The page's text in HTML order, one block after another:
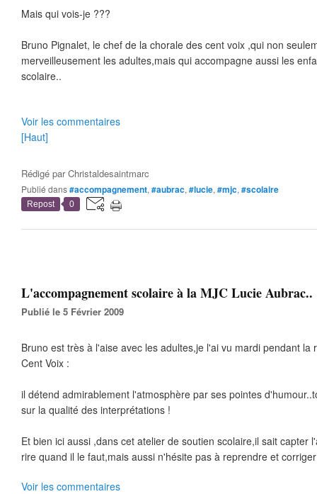
Mais qui vois-je ???
Bruno Pignalet, le chef de la chorale des cent voix ,qui non
merveilleusement les adultes,mais qui accompagne aussi les
scolaire..
Voir les commentaires
[Haut]
Rédigé parChristaldesaintmarc
Publié dans#accompagnement, #aubrac, #lucie, #mjc, #scolaire
Repost 0
L'accompagnement scolaire à la MJC Lucie Aubrac..
Publié le 5 Février 2009
Bruno est très à l'aise avec les adultes,je l'ai vu mardi pendant la
Cent Voix :
il détend admirablement l'atmosphère par ses pointes
sur la qualité des interprétations !
Et bien ici aussi ,dans cet atelier de soutien scolaire,il sait capter
rire quand il le faut,mais aussi n'hésite pas à reprendre et
Voir les commentaires